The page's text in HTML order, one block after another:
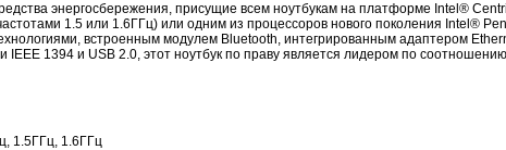
энергосбережения, присущие всем ноутбукам на платформе Intel®
1.5 или 1.6ГГц) или одним из процессоров нового поколения Intel®
встроенным модулем Bluetooth, интегрированным адаптером
1394 и USB 2.0, этот ноутбук по праву является лидером по
1.5ГГц, 1.6ГГц